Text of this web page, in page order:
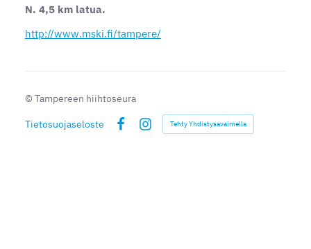
N. 4,5 km latua.
http://www.mski.fi/tampere/
© Tampereen hiihtoseura
Tietosuojaseloste
Instagram
Tehty Yhdistysavaimella